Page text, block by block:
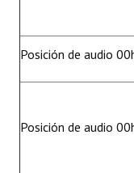
Posición de audio
Posición de audio